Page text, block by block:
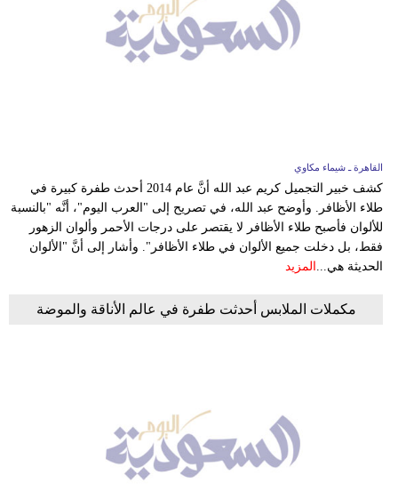
إعلام
تعليم
علوم
القاهرة ـ شيماء مكاوي
كشف خبير التجميل كريم عبد الله أنَّ عام 2014 أحدث طفرة كبيرة في
طلاء الأظافر. وأوضح عبد الله، في تصريح إلى "العرب اليوم"، أنَّه "بالنسبة
للألوان فأصبح طلاء الأظافر لا يقتصر على درجات الأحمر وألوان الزهور
فقط، بل دخلت جميع الألوان في طلاء الأظافر". وأشار إلى أنَّ "الألوان
الحديثة هي... المزيد
مكملات الملابس أحدثت طفرة في عالم الأناقة والموضة